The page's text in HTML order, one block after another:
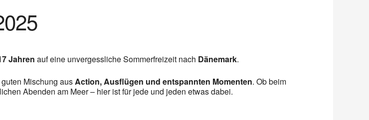
Jahren auf eine unvergessliche Sommerfreizeit nach Dänemark.
Mischung ausAction, Ausflügen und entspannten Momenten. Ob beim
Abenden am Meer – hier ist für jede und jeden etwas dabei.